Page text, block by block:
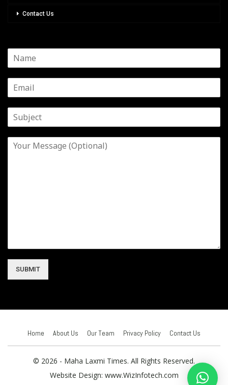
Contact Us
SUBMIT
Home About Us Our Team Privacy Policy Contact Us
© 2026 - Maha Laxmi Times. All Rights Reserved.
Website Design: www.WizInfotech.com